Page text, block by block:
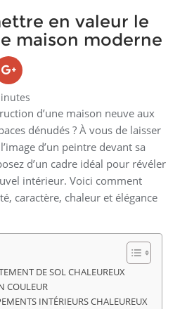
en valeur le
maison moderne
d’une maison neuve aux
dénudés ? À vous de laisser
d’un peintre devant sa
d’un cadre idéal pour révéler
intérieur. Voici comment
caractère, chaleur et élégance
DE SOL CHALEUREUX
COULEUR
INTÉRIEURS CHALEUREUX